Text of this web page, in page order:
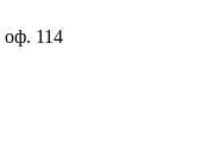
оф. 114